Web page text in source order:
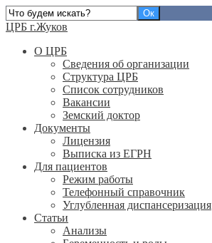
ЦРБ г.Жуков
О ЦРБ
Сведения об организации
Структура ЦРБ
Список сотрудников
Вакансии
Земский доктор
Документы
Лицензия
Выписка из ЕГРН
Для пациентов
Режим работы
Телефонный справочник
Углубленная диспансеризация
Статьи
Анализы